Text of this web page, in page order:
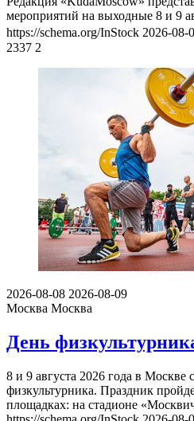
мероприятий на выходные 8 и 9
https://schema.org/InStock 2026-08-
2337 2
2026-08-08 2026-08-09
Москва Москва
День
8 и 9 августа 2026 года в Москве
физкультурника. Праздник
площадках: на стадионе